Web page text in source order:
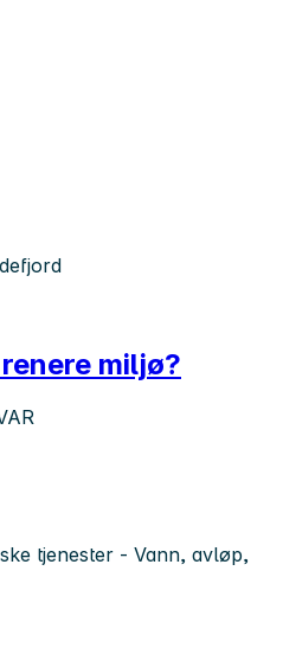
miljø?
tjenester - Vann, avløp,